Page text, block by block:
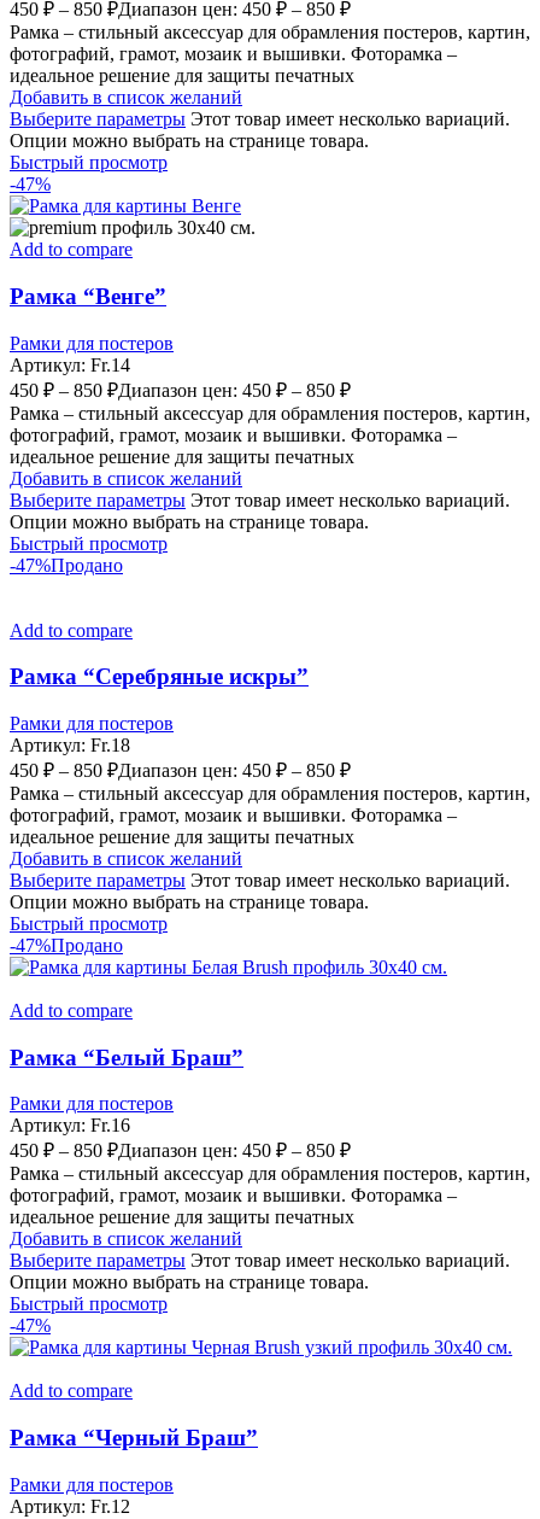
450 ₽ – 850 ₽Диапазон цен: 450 ₽ – 850 ₽
Рамка – стильный аксессуар для обрамления постеров, картин,
фотографий, грамот, мозаик и вышивки. Фоторамка –
идеальное решение для защиты печатных
Добавить в список желаний
Выберите параметры Этот товар имеет несколько вариаций.
Опции можно выбрать на странице товара.
Быстрый просмотр
-47%
Add to compare
Рамка “Венге”
Рамки для постеров
Артикул: Fr.14
450 ₽ – 850 ₽Диапазон цен: 450 ₽ – 850 ₽
Рамка – стильный аксессуар для обрамления постеров, картин,
фотографий, грамот, мозаик и вышивки. Фоторамка –
идеальное решение для защиты печатных
Добавить в список желаний
Выберите параметры Этот товар имеет несколько вариаций.
Опции можно выбрать на странице товара.
Быстрый просмотр
-47%Продано
Add to compare
Рамка “Серебряные искры”
Рамки для постеров
Артикул: Fr.18
450 ₽ – 850 ₽Диапазон цен: 450 ₽ – 850 ₽
Рамка – стильный аксессуар для обрамления постеров, картин,
фотографий, грамот, мозаик и вышивки. Фоторамка –
идеальное решение для защиты печатных
Добавить в список желаний
Выберите параметры Этот товар имеет несколько вариаций.
Опции можно выбрать на странице товара.
Быстрый просмотр
-47%Продано
Add to compare
Рамка “Белый Браш”
Рамки для постеров
Артикул: Fr.16
450 ₽ – 850 ₽Диапазон цен: 450 ₽ – 850 ₽
Рамка – стильный аксессуар для обрамления постеров, картин,
фотографий, грамот, мозаик и вышивки. Фоторамка –
идеальное решение для защиты печатных
Добавить в список желаний
Выберите параметры Этот товар имеет несколько вариаций.
Опции можно выбрать на странице товара.
Быстрый просмотр
-47%
Add to compare
Рамка “Черный Браш”
Рамки для постеров
Артикул: Fr.12